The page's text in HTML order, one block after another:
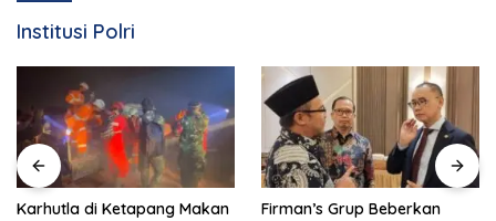
Institusi Polri
Karhutla di Ketapang Makan
Firman’s Grup Beberkan